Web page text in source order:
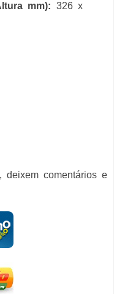
mm): 326 x
deixem comentários e